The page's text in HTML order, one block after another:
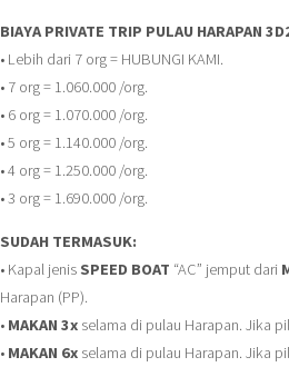
BIAYA PRIVATE TRIP PULAU HARAPAN
• Lebih dari 7 org = HUBUNGI KAMI.
• 7 org = 1.060.000 /org.
• 6 org = 1.070.000 /org.
• 5 org = 1.140.000 /org.
• 4 org = 1.250.000 /org.
• 3 org = 1.690.000 /org.
SUDAH TERMASUK:
• Kapal jenis SPEED BOAT “AC” jemput dari
Harapan (PP).
• MAKAN 3x selama di pulau Harapan. Jika
• MAKAN 6x selama di pulau Harapan. Jika